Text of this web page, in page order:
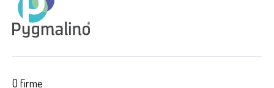
O firme